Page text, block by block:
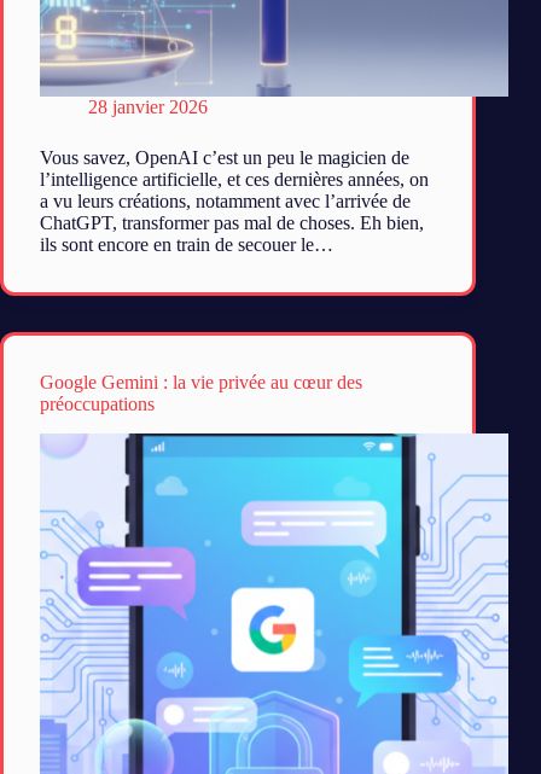
28 janvier 2026
Vous savez, OpenAI c’est un peu le magicien de
l’intelligence artificielle, et ces dernières années, on
a vu leurs créations, notamment avec l’arrivée de
ChatGPT, transformer pas mal de choses. Eh bien,
ils sont encore en train de secouer le…
Google Gemini : la vie privée au cœur des
préoccupations